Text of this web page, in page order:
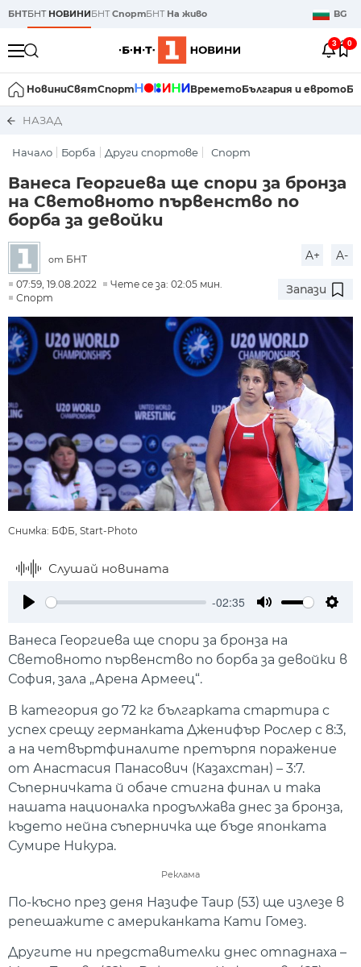
БНТБНТ НОВИНИБНТСпортБНТ На живо BG
3 0
НовиниСвятСпорт ВреметоБългария и еврото
НАЗАД
Начало Борба Други спортове Спорт
Ванеса Георгиева ще спори за бронза
на Световното първенство по
борба за девойки
от БНТ A+ A-
07:59, 19.08.2022
Чете се за: 02:05 мин.
Спорт
Запази
Снимка: БФБ, Start-Photo
Слушай новината
-02:35
Ванеса Георгиева ще спори за бронза на
Световното първенство по борба за девойки в
София, зала „Арена Армеец“.
В категория до 72 кг българката стартира с
успех срещу германката Дженифър Рослер с 8:3,
а на четвъртфиналите претърпя поражение
от Анастасия Панасович (Казахстан) – 3:7.
Съперничката й обаче стигна финал и така
нашата националка продължава днес за бронза,
където нейна съперничка ще бъде японката
Сумире Никура.
Реклама
По-късно през деня Назифе Таир (53) ще излезе в
репешажите с американката Кати Гомез.
Другите ни представителки днес отпаднаха –